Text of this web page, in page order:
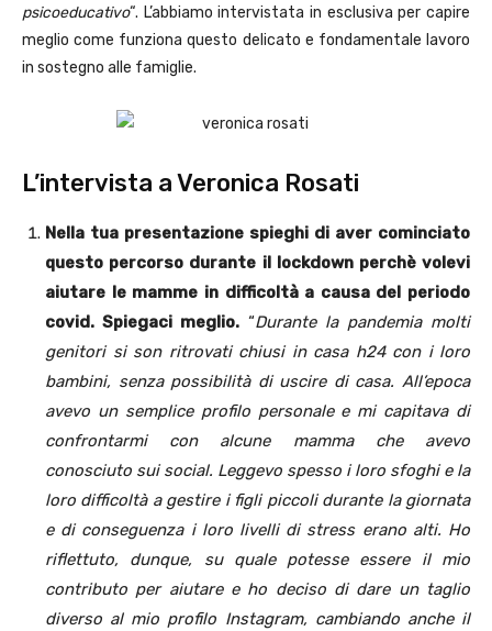
psicoeducativo“. L’abbiamo intervistata in esclusiva per capire
meglio come funziona questo delicato e fondamentale lavoro
in sostegno alle famiglie.
L’intervista a Veronica Rosati
Nella tua presentazione spieghi di aver cominciato
questo percorso durante il lockdown perchè volevi
aiutare le mamme in difficoltà a causa del periodo
covid. Spiegaci meglio. “Durante la pandemia molti
genitori si son ritrovati chiusi in casa h24 con i loro
bambini, senza possibilità di uscire di casa. All’epoca
avevo un semplice profilo personale e mi capitava di
confrontarmi con alcune mamma che avevo
conosciuto sui social. Leggevo spesso i loro sfoghi e la
loro difficoltà a gestire i figli piccoli durante la giornata
e di conseguenza i loro livelli di stress erano alti. Ho
riflettuto, dunque, su quale potesse essere il mio
contributo per aiutare e ho deciso di dare un taglio
diverso al mio profilo Instagram, cambiando anche il